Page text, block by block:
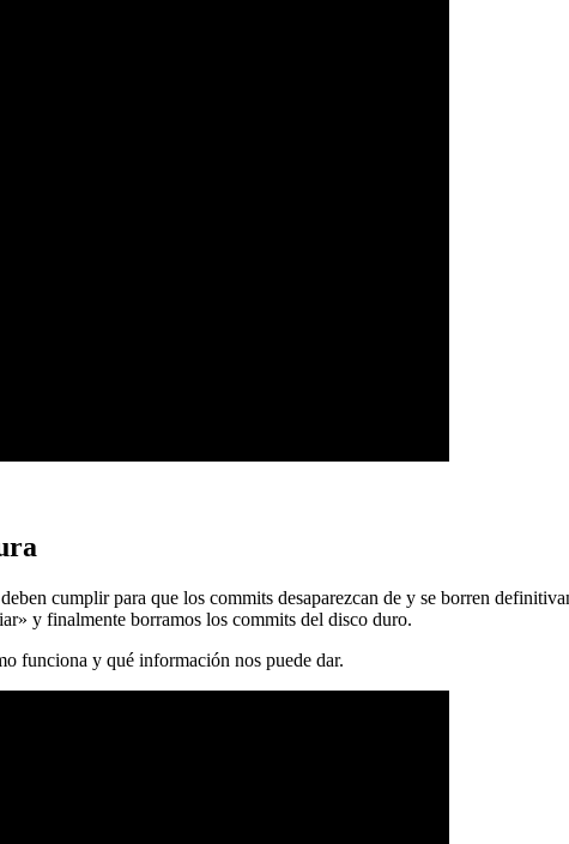
cumplir para que los commits desaparezcan de y se borren
y finalmente borramos los commits del disco duro.
funciona y qué información nos puede dar.